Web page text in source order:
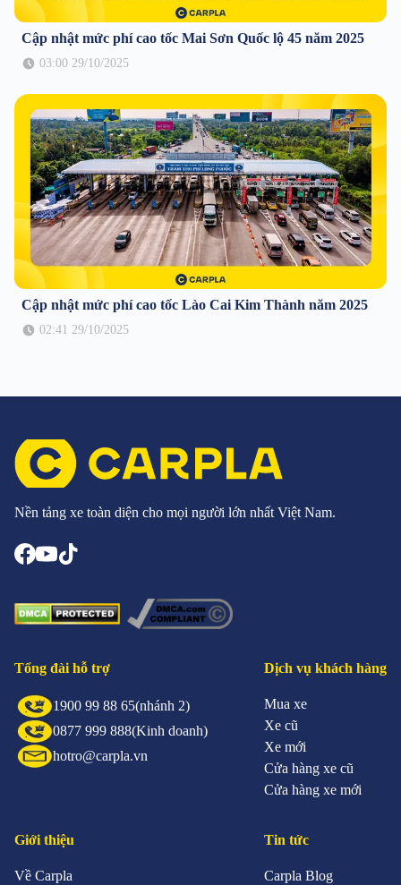
Cập nhật mức phí cao tốc Mai Sơn Quốc lộ 45 năm 2025
03:00 29/10/2025
Cập nhật mức phí cao tốc Lào Cai Kim Thành năm 2025
02:41 29/10/2025
Nền tảng xe toàn diện cho mọi người lớn nhất Việt Nam.
Tổng đài hỗ trợ
1900 99 88 65(nhánh 2)
0877 999 888(Kinh doanh)
hotro@carpla.vn
Dịch vụ khách hàng
Mua xe
Xe cũ
Xe mới
Cửa hàng xe cũ
Cửa hàng xe mới
Giới thiệu
Về Carpla
Tin tức
Carpla Blog